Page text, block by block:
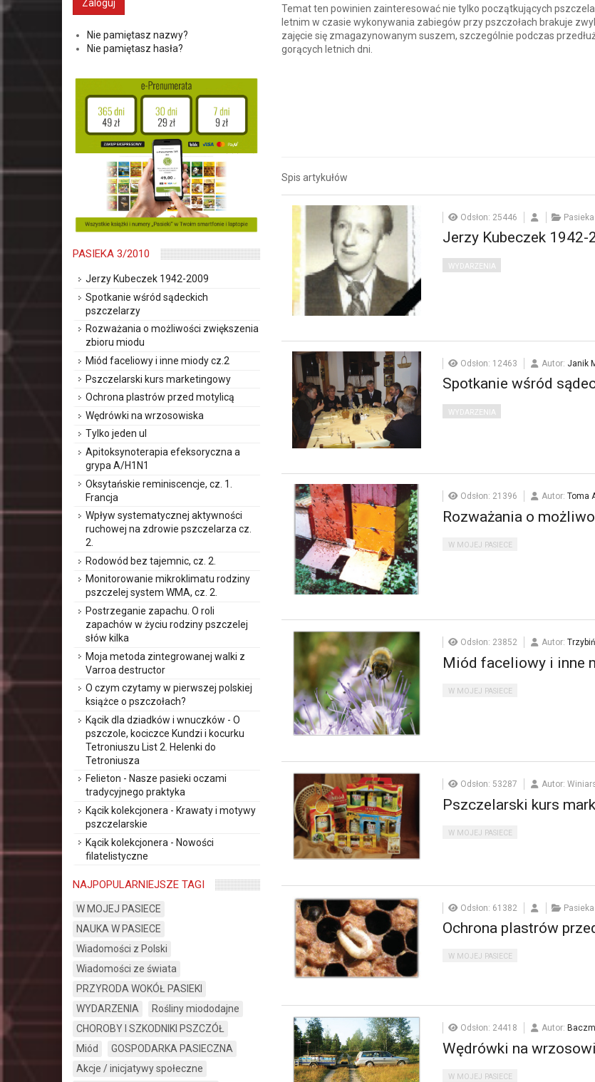
Temat ten powinien zainteresować nie tylko początkujących
letnim w czasie wykonywania zabiegów przy pszczołach brakuje
zajęcie się zmagazynowanym suszem, szczególnie podczas
gorących letnich dni.
Spis artykułów
Odsłon: 25446
Jerzy Kubeczek 1942-
WYDARZENIA
Odsłon: 12463 Autor: Janik
Spotkanie wśród
WYDARZENIA
Odsłon: 21396 Autor: Toma
Rozważania o
W MOJEJ PASIECE
Odsłon: 23852 Autor:
Miód faceliowy i inne
W MOJEJ PASIECE
Odsłon: 53287 Autor:
Pszczelarski kurs
W MOJEJ PASIECE
Odsłon: 61382
Ochrona plastrów
W MOJEJ PASIECE
Odsłon: 24418 Autor:
Wędrówki na
W MOJEJ PASIECE
Nie pamiętasz nazwy?
Nie pamiętasz hasła?
PASIEKA 3/2010
Jerzy Kubeczek 1942-2009
Spotkanie wśród sądeckich
pszczelarzy
Rozważania o możliwości zwiększenia
zbioru miodu
Miód faceliowy i inne miody cz.2
Pszczelarski kurs marketingowy
Ochrona plastrów przed motylicą
Wędrówki na wrzosowiska
Tylko jeden ul
Apitoksynoterapia efeksoryczna a
grypa A/H1N1
Oksytańskie reminiscencje, cz. 1.
Francja
Wpływ systematycznej aktywności
ruchowej na zdrowie pszczelarza cz.
2.
Rodowód bez tajemnic, cz. 2.
Monitorowanie mikroklimatu rodziny
pszczelej system WMA, cz. 2.
Postrzeganie zapachu. O roli
zapachów w życiu rodziny pszczelej
słów kilka
Moja metoda zintegrowanej walki z
Varroa destructor
O czym czytamy w pierwszej polskiej
książce o pszczołach?
Kącik dla dziadków i wnuczków - O
pszczole, kociczce Kundzi i kocurku
Tetroniuszu List 2. Helenki do
Tetroniusza
Felieton - Nasze pasieki oczami
tradycyjnego praktyka
Kącik kolekcjonera - Krawaty i motywy
pszczelarskie
Kącik kolekcjonera - Nowości
filatelistyczne
NAJPOPULARNIEJSZE TAGI
W MOJEJ PASIECE
NAUKA W PASIECE
Wiadomości z Polski
Wiadomości ze świata
PRZYRODA WOKÓŁ PASIEKI
WYDARZENIA
Rośliny miododajne
CHOROBY I SZKODNIKI PSZCZÓŁ
Miód
GOSPODARKA PASIECZNA
Akcje / inicjatywy społeczne